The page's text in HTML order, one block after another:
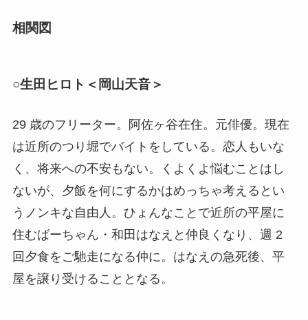
相関図
○生田ヒロト＜岡山天音＞
29 歳のフリーター。阿佐ヶ谷在住。元俳優。現在
は近所のつり堀でバイトをしている。恋人もいな
く、将来への不安もない。くよくよ悩むことはし
ないが、夕飯を何にするかはめっちゃ考えるとい
うノンキな自由人。ひょんなことで近所の平屋に
住むばーちゃん・和田はなえと仲良くなり、週 2
回夕食をご馳走になる仲に。はなえの急死後、平
屋を譲り受けることとなる。